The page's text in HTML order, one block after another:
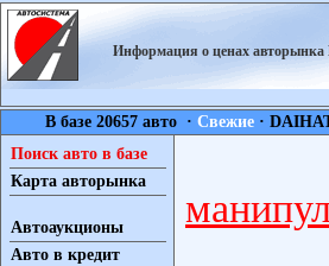
Информация о ценах
В базе 20657 авто ·Свежие ·
Поиск авто в базе
Карта авторынка
Автоаукционы
Авто в кредит